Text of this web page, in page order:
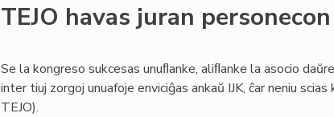
TEJO havas juran personecon
Se la kongreso sukcesas unuﬂanke, aliﬂanke la asocio
inter tiuj zorgoj unuafoje enviciĝas ankaŭ IJK, ĉar neniu
TEJO).